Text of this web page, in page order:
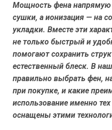
Мощность фена напрямую
сушки, а ионизация — на
укладки. Вместе эти
не только быстрый и
помогают сохранить
естественный блеск. В
правильно выбрать фен,
при покупке, и какие
использование именно
оснащены этими